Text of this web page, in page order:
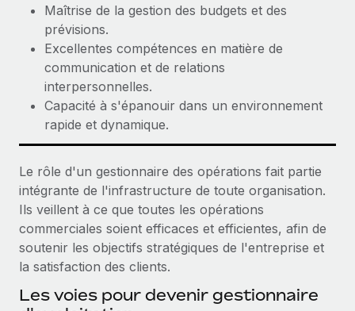
Maîtrise de la gestion des budgets et des
prévisions.
Excellentes compétences en matière de
communication et de relations
interpersonnelles.
Capacité à s'épanouir dans un environnement
rapide et dynamique.
Le rôle d'un gestionnaire des opérations fait partie
intégrante de l'infrastructure de toute organisation.
Ils veillent à ce que toutes les opérations
commerciales soient efficaces et efficientes, afin de
soutenir les objectifs stratégiques de l'entreprise et
la satisfaction des clients.
Les voies pour devenir gestionnaire